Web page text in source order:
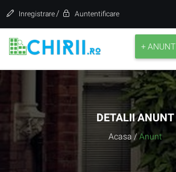
Inregistrare / Auntentificare
+ ANUNT
DETALII ANUNT
Acasa / Anunt